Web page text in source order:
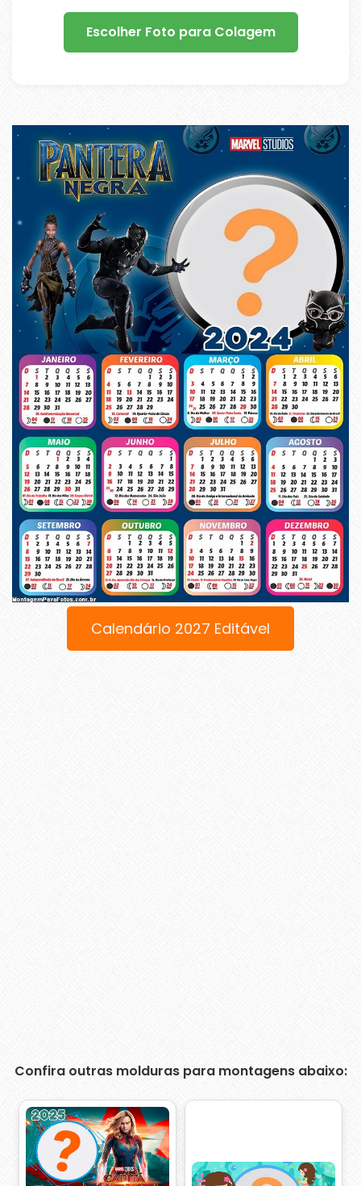
Escolher Foto para Colagem
Calendário 2027 Editável
Confira outras molduras para montagens abaixo: